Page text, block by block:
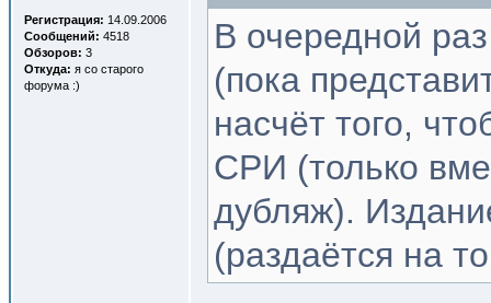
Регистрация: 14.09.2006
Сообщений: 4518
Обзоров: 3
Откуда: я со старого
форума :)
В очередной
(пока
насчёт того,
СРИ (только
дубляж).
(раздаётся на